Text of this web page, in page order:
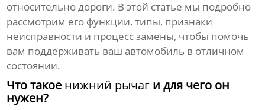
относительно дороги. В этой статье мы подробно
рассмотрим его функции, типы, признаки
неисправности и процесс замены, чтобы помочь
вам поддерживать ваш автомобиль в отличном
состоянии.
Что такое нижний рычаг и для чего он
нужен?